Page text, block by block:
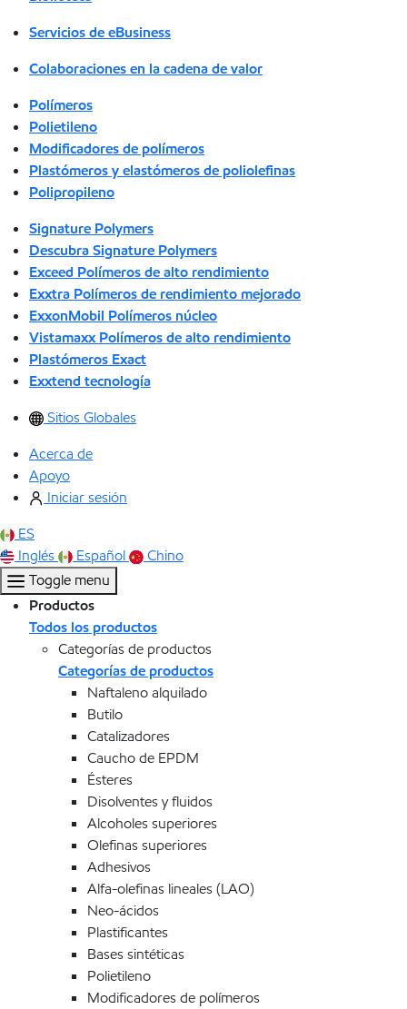
Servicios de eBusiness
Colaboraciones en la cadena de valor
Polímeros
Polietileno
Modificadores de polímeros
Plastómeros y elastómeros de poliolefinas
Polipropileno
Signature Polymers
Descubra Signature Polymers
Exceed Polímeros de alto rendimiento
Exxtra Polímeros de rendimiento mejorado
ExxonMobil Polímeros núcleo
Vistamaxx Polímeros de alto rendimiento
Plastómeros Exact
Exxtend tecnología
Sitios Globales
Acerca de
Apoyo
Iniciar sesión
ES
Inglés
Español
Chino
Toggle menu
Productos
Todos los productos
Categorías de productos
Categorías de productos
Naftaleno alquilado
Butilo
Catalizadores
Caucho de EPDM
Ésteres
Disolventes y fluidos
Alcoholes superiores
Olefinas superiores
Adhesivos
Alfa-olefinas lineales (LAO)
Neo-ácidos
Plastificantes
Bases sintéticas
Polietileno
Modificadores de polímeros